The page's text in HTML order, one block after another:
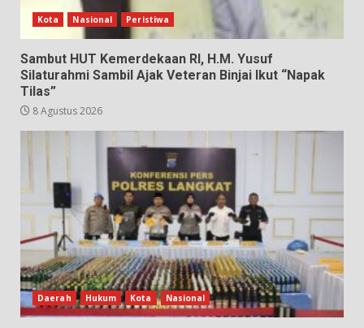
Kota Nasional Peristiwa
Sambut HUT Kemerdekaan RI, H.M. Yusuf
Silaturahmi Sambil Ajak Veteran Binjai Ikut “Napak
Tilas”
8 Agustus 2026
Daerah Hukum Kota Nasional